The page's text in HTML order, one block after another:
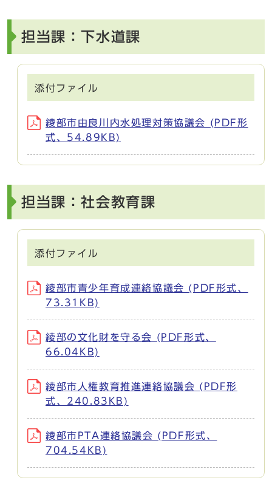
担当課：下水道課
添付ファイル
綾部市由良川内水処理対策協議会 (PDF形
式、54.89KB)
担当課：社会教育課
添付ファイル
綾部市青少年育成連絡協議会 (PDF形式、
73.31KB)
綾部の文化財を守る会 (PDF形式、
66.04KB)
綾部市人権教育推進連絡協議会 (PDF形
式、240.83KB)
綾部市PTA連絡協議会 (PDF形式、
704.54KB)